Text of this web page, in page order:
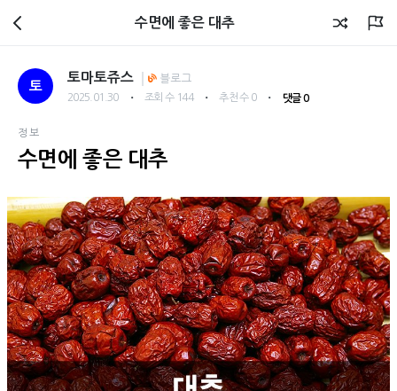
회원광장
수면에 좋은 대추
토
토마토쥬스 블로그
2025.01.30 ・ 조회 수 144 ・ 추천 수 0 ・ 댓글 0
정보
수면에 좋은 대추